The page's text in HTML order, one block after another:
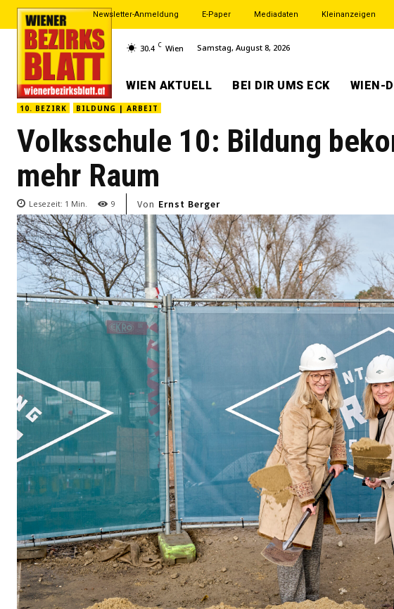
Newsletter-Anmeldung E-Paper Mediadaten Kleinanzeigen
30.4 C Wien Samstag, August 8, 2026
WIEN AKTUELL BEI DIR UMS ECK WIEN-
10. BEZIRK BILDUNG | ARBEIT
Volksschule 10: Bildung
mehr Raum
Lesezeit: 1 Min. 9 Von Ernst Berger